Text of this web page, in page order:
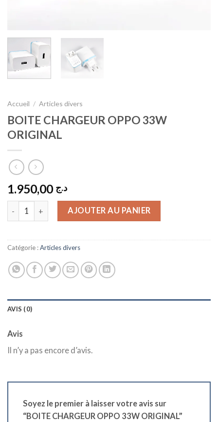
Accueil / Articles divers
BOITE CHARGEUR OPPO 33W
ORIGINAL
د.ج 1.950,00
quantité de BOITE CHARGEUR OPPO 33W ORIGINAL
AJOUTER AU PANIER
Catégorie :Articles divers
AVIS (0)
Avis
Il n’y a pas encore d’avis.
Soyez le premier à laisser votre avis sur
“BOITE CHARGEUR OPPO 33W ORIGINAL”